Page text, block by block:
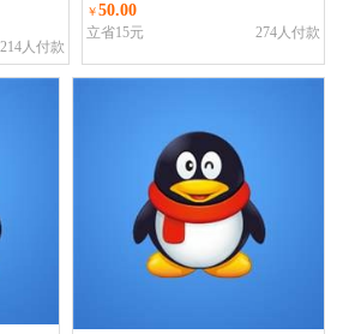
214人付款
￥50.00
立省15元 274人付款